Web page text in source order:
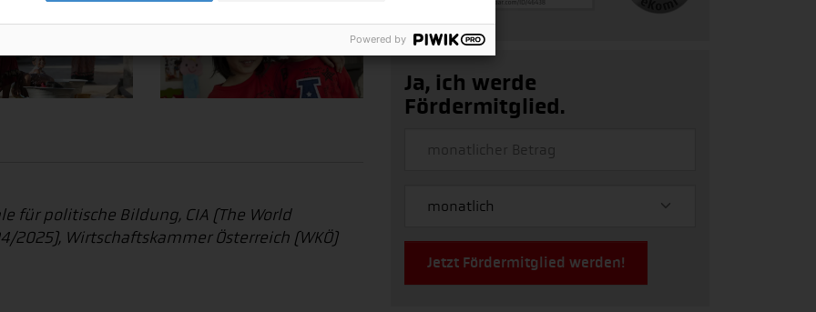
für politische Bildung, CIA (The World
2025), Wirtschaftskammer Österreich (WKÖ)
Ja, ich werde
Fördermitglied.
Jetzt Fördermitglied werden!
Powered by